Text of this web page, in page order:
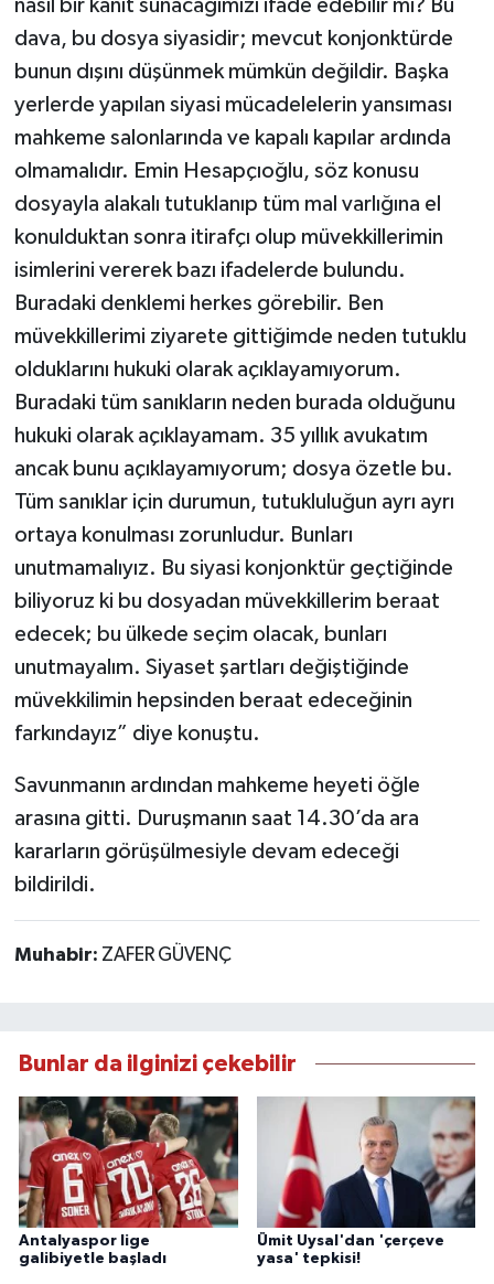
nasıl bir kanıt sunacağımızı ifade edebilir mi? Bu
dava, bu dosya siyasidir; mevcut konjonktürde
bunun dışını düşünmek mümkün değildir. Başka
yerlerde yapılan siyasi mücadelelerin yansıması
mahkeme salonlarında ve kapalı kapılar ardında
olmamalıdır. Emin Hesapçıoğlu, söz konusu
dosyayla alakalı tutuklanıp tüm mal varlığına el
konulduktan sonra itirafçı olup müvekkillerimin
isimlerini vererek bazı ifadelerde bulundu.
Buradaki denklemi herkes görebilir. Ben
müvekkillerimi ziyarete gittiğimde neden tutuklu
olduklarını hukuki olarak açıklayamıyorum.
Buradaki tüm sanıkların neden burada olduğunu
hukuki olarak açıklayamam. 35 yıllık avukatım
ancak bunu açıklayamıyorum; dosya özetle bu.
Tüm sanıklar için durumun, tutukluluğun ayrı ayrı
ortaya konulması zorunludur. Bunları
unutmamalıyız. Bu siyasi konjonktür geçtiğinde
biliyoruz ki bu dosyadan müvekkillerim beraat
edecek; bu ülkede seçim olacak, bunları
unutmayalım. Siyaset şartları değiştiğinde
müvekkilimin hepsinden beraat edeceğinin
farkındayız” diye konuştu.
Savunmanın ardından mahkeme heyeti öğle
arasına gitti. Duruşmanın saat 14.30’da ara
kararların görüşülmesiyle devam edeceği
bildirildi.
Muhabir: ZAFER GÜVENÇ
Bunlar da ilginizi çekebilir
Antalyaspor lige
galibiyetle başladı
Ümit Uysal'dan 'çerçeve
yasa' tepkisi!